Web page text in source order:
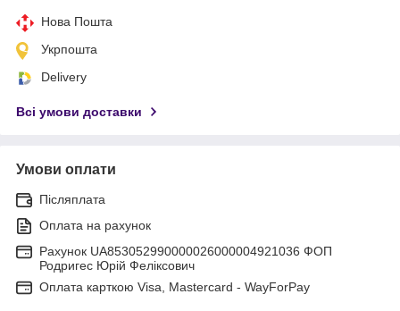
Нова Пошта
Укрпошта
Delivery
Всі умови доставки
Умови оплати
Післяплата
Оплата на рахунок
Рахунок UA853052990000026000004921036 ФОП
Родригес Юрій Феліксович
Оплата карткою Visa, Mastercard - WayForPay